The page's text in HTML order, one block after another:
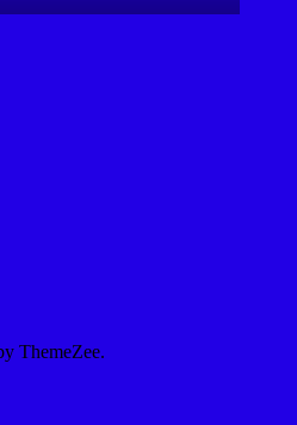
ThemeZee.